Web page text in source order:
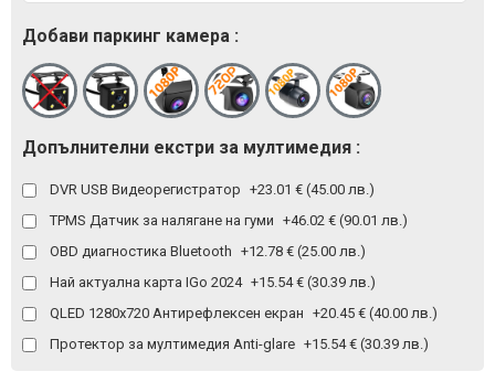
Добави паркинг камера :
Допълнителни екстри за мултимедия :
DVR USB Видеорегистратор +23.01 € (45.00 лв.)
TPMS Датчик за налягане на гуми +46.02 € (90.01 лв.)
OBD диагностика Bluetooth +12.78 € (25.00 лв.)
Най актуална карта IGo 2024 +15.54 € (30.39 лв.)
QLED 1280x720 Антирефлексен екран +20.45 € (40.00 лв.)
Протектор за мултимедия Anti-glare +15.54 € (30.39 лв.)